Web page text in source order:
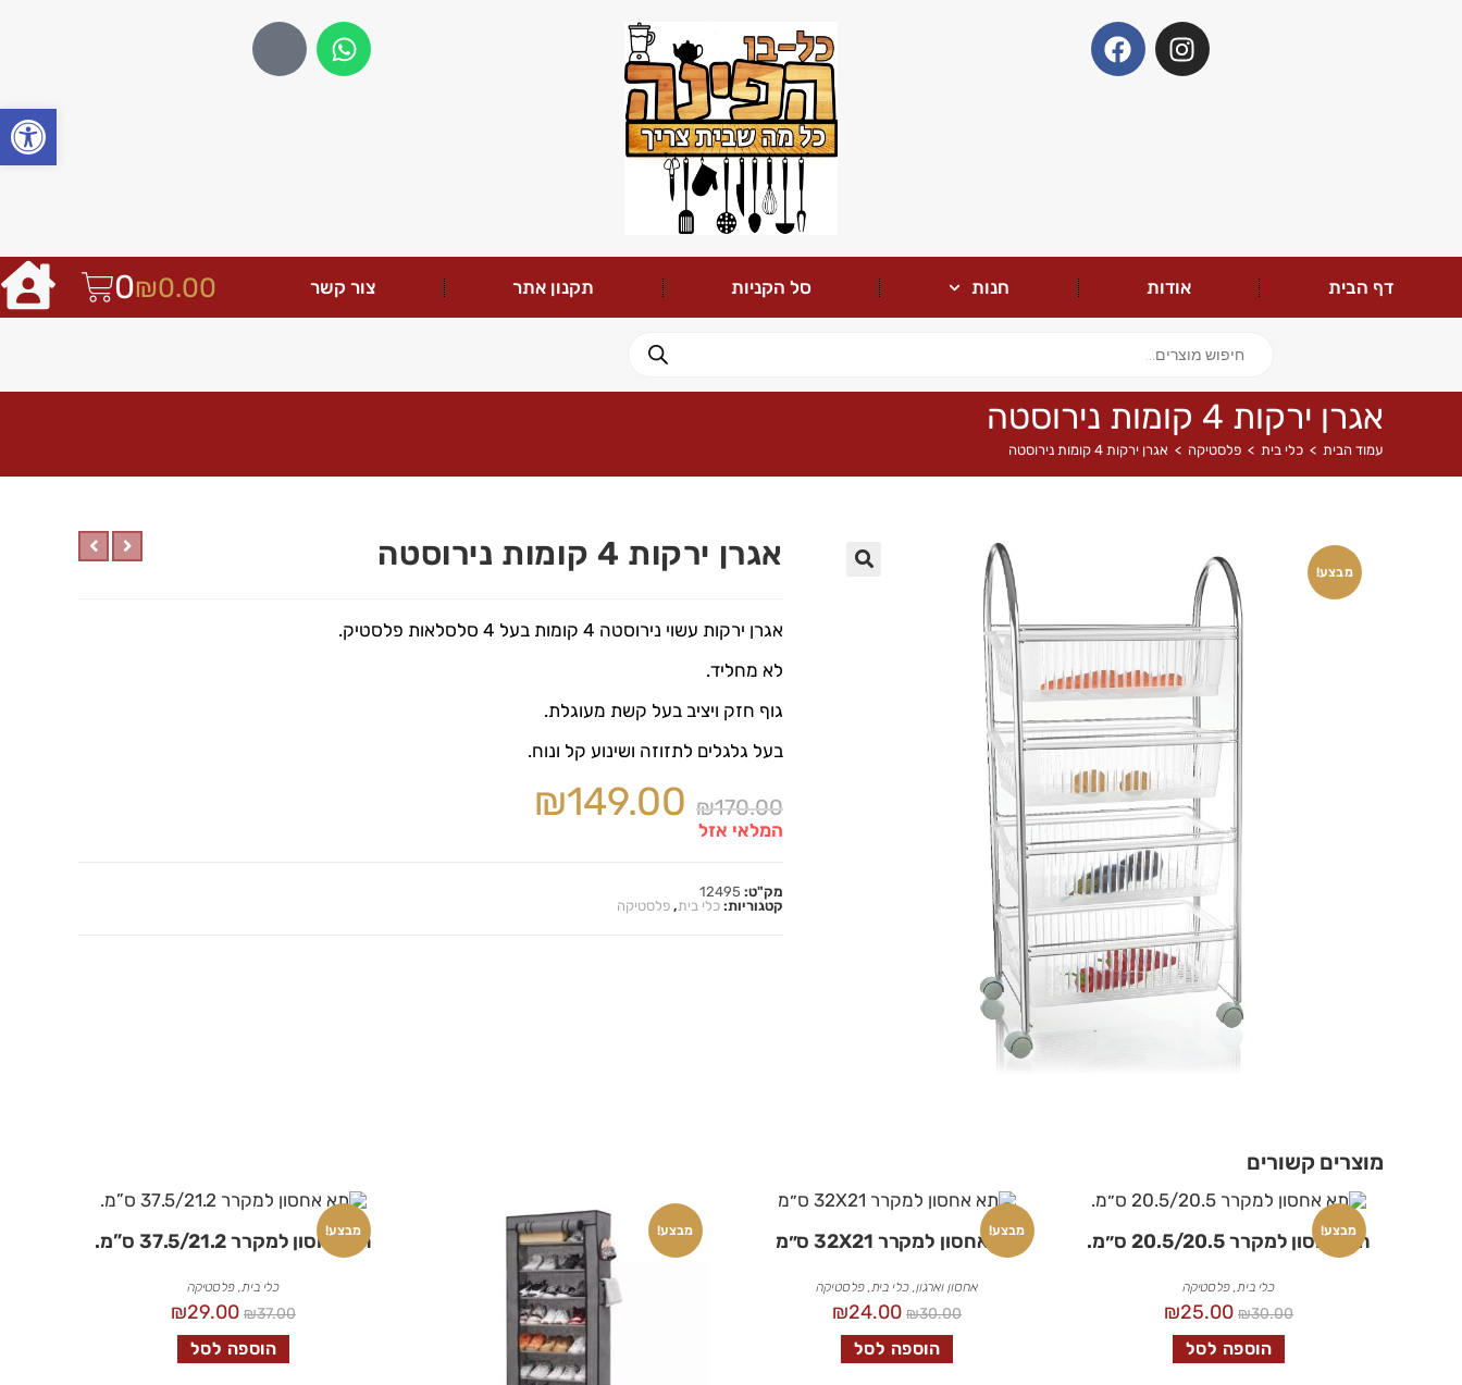
דף הבית אודות חנות סל הקניות תקנון אתר צור קשר ₪0.00
0
אגרן ירקות 4 קומות נירוסטה
עמוד הבית > כלי בית > פלסטיקה > אגרן ירקות 4 קומות נירוסטה
מבצע! אגרן ירקות 4 קומות נירוסטה
אגרן ירקות עשוי נירוסטה 4 קומות בעל 4 סלסלאות פלסטיק.
לא מחליד.
גוף חזק ויציב בעל קשת מעוגלת.
בעל גלגלים לתזוזה ושינוע קל ונוח.
₪170.00
₪149.00
המלאי אזל
מק"ט: 12495
קטגוריות: כלי בית, פלסטיקה
מוצרים קשורים
מבצע!
תא אחסון למקרר 20.5/20.5 ס״מ.
כלי בית פלסטיקה
₪30.00
₪25.00
הוספה לסל
מבצע!
תא אחסון למקרר 32X21 ס״מ
אחסון וארגון ,כלי בית ,פלסטיקה
₪30.00
₪24.00
הוספה לסל
מבצע! מבצע!
תא אחסון למקרר 37.5/21.2 ס”מ.
כלי בית פלסטיקה
₪37.00
₪29.00
הוספה לסל